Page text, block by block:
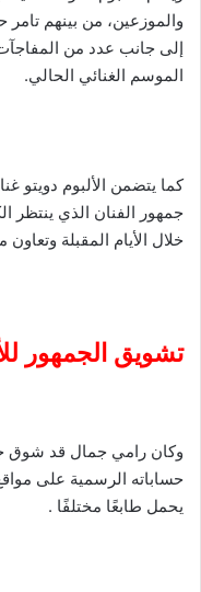
والموزعين، من بينهم
إلى جانب عدد من
الموسم الغنائي الحالي.
كما يتضمن الألبوم دويتو
جمهور الفنان الذي ينتظر
خلال الأيام المقبلة
تشويق الجمهور
وكان رامي جمال قد شوق
حساباته الرسمية على
يحمل طابعًا مختلفًا .